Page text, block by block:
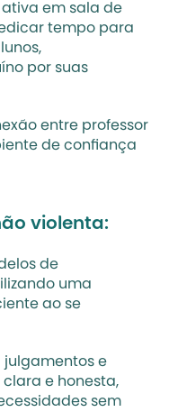
em sala de
tempo para
por suas
entre professor
de confiança
violenta:
de
uma
ao se
julgamentos e
e honesta,
sem